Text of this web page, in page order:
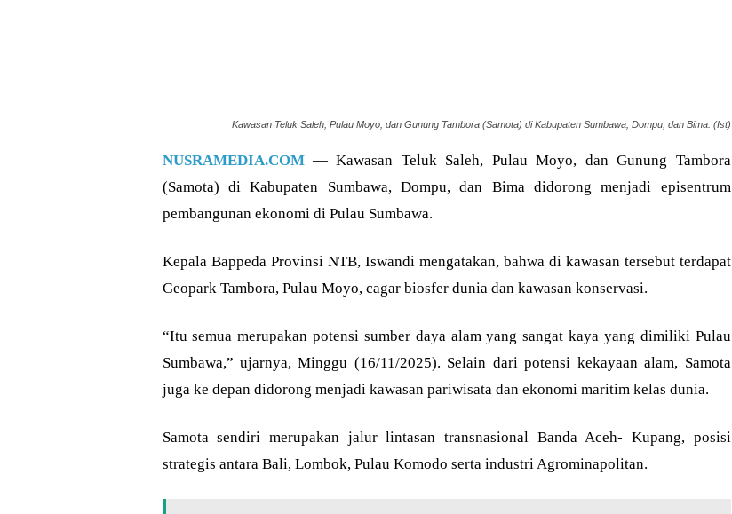
Kawasan Teluk Saleh, Pulau Moyo, dan Gunung Tambora (Samota) di Kabupaten Sumbawa, Dompu, dan Bima. (Ist)
NUSRAMEDIA.COM— Kawasan Teluk Saleh, Pulau Moyo, dan Gunung Tambora
(Samota) di Kabupaten Sumbawa, Dompu, dan Bima didorong menjadi episentrum
pembangunan ekonomi di Pulau Sumbawa.
Kepala Bappeda Provinsi NTB, Iswandi mengatakan, bahwa di kawasan tersebut terdapat
Geopark Tambora, Pulau Moyo, cagar biosfer dunia dan kawasan konservasi.
“Itu semua merupakan potensi sumber daya alam yang sangat kaya yang dimiliki Pulau
Sumbawa,” ujarnya, Minggu (16/11/2025). Selain dari potensi kekayaan alam, Samota
juga ke depan didorong menjadi kawasan pariwisata dan ekonomi maritim kelas dunia.
Samota sendiri merupakan jalur lintasan transnasional Banda Aceh- Kupang, posisi
strategis antara Bali, Lombok, Pulau Komodo serta industri Agrominapolitan.